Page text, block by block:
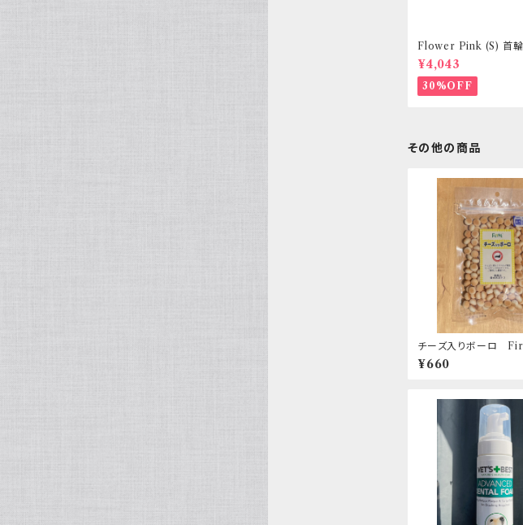
Flower Pink (S) 首輪
ット _ 小型犬・小柄な
_ フントヒュッテオリジ
¥4,043
30%OFF
その他の商品
チーズ入りボーロ
¥660